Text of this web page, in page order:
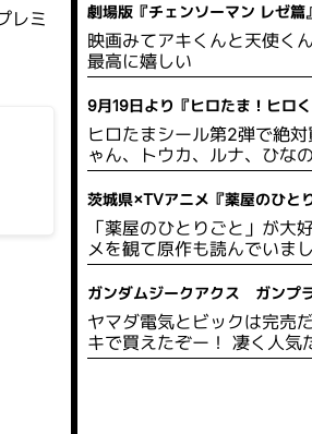
レミ
劇場版『チェンソーマン レゼ篇
ア in ビックカメラ
映画みてアキくんと天使く
最高に嬉しい
9月19日より『ヒロたま！ヒロ
と塗り絵が販売を開始！
ヒロたまシール第2弾で絶
ゃん、トウカ、ルナ、ひな
は買う
茨城県×TVアニメ『薬屋のひと
企画 開催決定！
「薬屋のひとりごと」が大
メを観て原作も読んでいま
県にも興味があり、いつか
います。茨城県は自然豊か
いので、薬や草花に詳しい
にぴったりだと思います。
限定グッズももらえるので
ガンダムジークアクス ガンプ
ガンダム」2025年5月発売
ヤマダ電気とビックは完売
キで買えたぞー！ 凄く人気